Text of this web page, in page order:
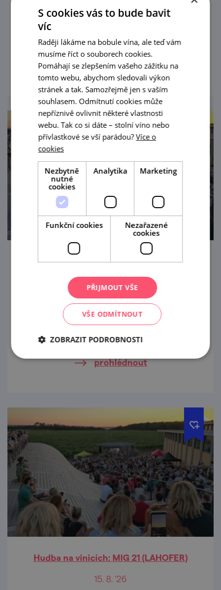
Přijďte si užít závěr léta do přátelského
prostředí vinařství Lahofer v doprovodu
zapadajícího slunce, a především pohodové
hudby, která vás uvolní a u které si
odpočinete!
prohlédnout
Hudba na vinicích: Krhut & Kozub
21. 8. '26
Hudba na vinicích je originální letní festival
současné populární hudby, který spojuje
hudbu a víno v jedinečném prostředí.
prohlédnout
Hudba na vinicích: MIG 21 (LAHOFER)
15. 8. '26
S cookies vás to bude bavit
víc
Raději lákáme na bobule vína, ale teď vám
musíme říct o souborech cookies.
Pomáhají se zlepšením vašeho zážitku na
tomto webu, abychom sledovali výkon
stránek a tak. Samozřejmě jen s vaším
souhlasem. Odmítnutí cookies může
nepříznivě ovlivnit některé vlastnosti
webu. Tak co si dáte – stolní víno nebo
přívlastkové se vší parádou?Více o
cookies
Nezbytně
nutné
cookies
Analytika Marketing
Funkční cookies
Nezařazené
cookies
PŘIJMOUT VŠE
VŠE ODMÍTNOUT
ZOBRAZIT PODROBNOSTI